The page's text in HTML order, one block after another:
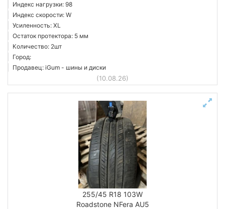
Индекс нагрузки: 98
Индекс скорости: W
Усиленность: XL
Остаток протектора: 5 мм
Количество: 2шт
Город:
Продавец: iGum - шины и диски
(10.08.26)
255/45 R18 103W
Roadstone NFera AU5